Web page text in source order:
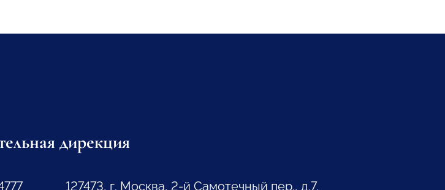
дирекция
127473, г. Москва, 2-й Самотечный пер., д.7.